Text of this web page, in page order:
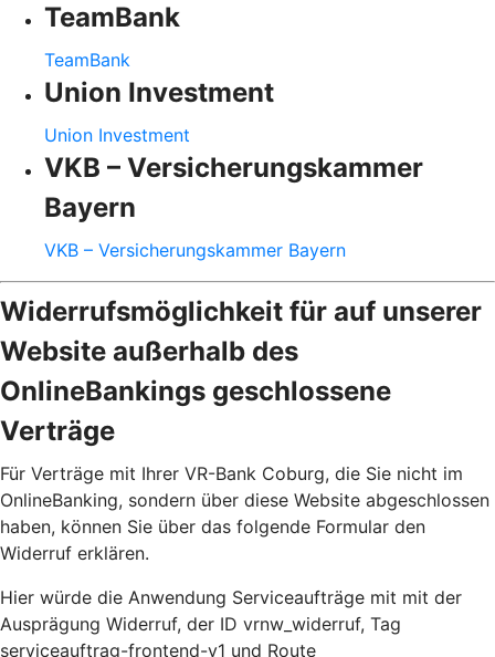
TeamBank
TeamBank
Union Investment
Union Investment
VKB – Versicherungskammer
Bayern
VKB – Versicherungskammer Bayern
Widerrufsmöglichkeit für auf unserer
Website außerhalb des
OnlineBankings geschlossene
Verträge
Für Verträge mit Ihrer VR-Bank Coburg, die Sie nicht im
OnlineBanking, sondern über diese Website abgeschlossen
haben, können Sie über das folgende Formular den
Widerruf erklären.
Hier würde die Anwendung Serviceaufträge mit mit der
Ausprägung Widerruf, der ID vrnw_widerruf, Tag
serviceauftrag-frontend-v1 und Route